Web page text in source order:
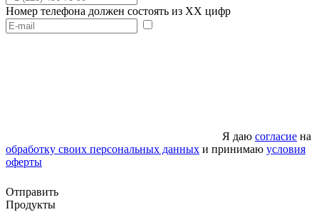
Номер телефона должен состоять из XX цифр
Я даю согласие на
обработку своих персональных данных и принимаю условия
оферты
Отправить
Продукты